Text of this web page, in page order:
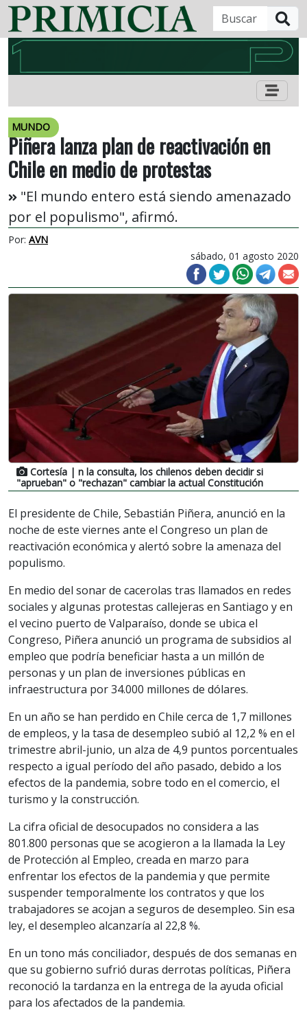
MUNDO
Piñera lanza plan de reactivación en
Chile en medio de protestas
"El mundo entero está siendo amenazado
por el populismo", afirmó.
Por: AVN
sábado, 01 agosto 2020
Cortesía | n la consulta, los chilenos deben decidir si
"aprueban" o "rechazan" cambiar la actual Constitución
El presidente de Chile, Sebastián Piñera, anunció en la
noche de este viernes ante el Congreso un plan de
reactivación económica y alertó sobre la amenaza del
populismo.
En medio del sonar de cacerolas tras llamados en redes
sociales y algunas protestas callejeras en Santiago y en
el vecino puerto de Valparaíso, donde se ubica el
Congreso, Piñera anunció un programa de subsidios al
empleo que podría beneficiar hasta a un millón de
personas y un plan de inversiones públicas en
infraestructura por 34.000 millones de dólares.
En un año se han perdido en Chile cerca de 1,7 millones
de empleos, y la tasa de desempleo subió al 12,2 % en el
trimestre abril-junio, un alza de 4,9 puntos porcentuales
respecto a igual período del año pasado, debido a los
efectos de la pandemia, sobre todo en el comercio, el
turismo y la construcción.
La cifra oficial de desocupados no considera a las
801.800 personas que se acogieron a la llamada la Ley
de Protección al Empleo, creada en marzo para
enfrentar los efectos de la pandemia y que permite
suspender temporalmente los contratos y que los
trabajadores se acojan a seguros de desempleo. Sin esa
ley, el desempleo alcanzaría al 22,8 %.
En un tono más conciliador, después de dos semanas en
que su gobierno sufrió duras derrotas políticas, Piñera
reconoció la tardanza en la entrega de la ayuda oficial
para los afectados de la pandemia.